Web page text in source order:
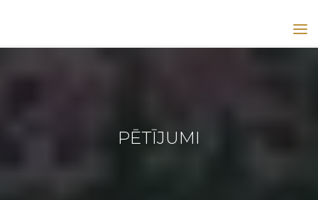
PĒTĪJUMI